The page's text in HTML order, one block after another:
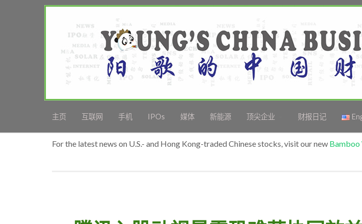
主页 互联网 手机 IPOs 媒体 新能源 顶尖企业 财报日记
For the latest news on U.S.- and Hong Kong-traded Chinese stocks, visit our new Bamboo